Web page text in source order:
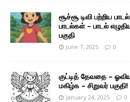
சூச்சூ டிவி பற்றிய
பாடல்கள் – பாடல்
பகுதி
June 7, 2025 0
குட்டித் தேவதை –
மகிழ்க – சிறுவர் பகுதி!
January 24, 2025 0